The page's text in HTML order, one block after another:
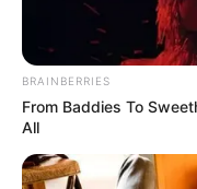
BRAINBERRIES
From Baddies To
All